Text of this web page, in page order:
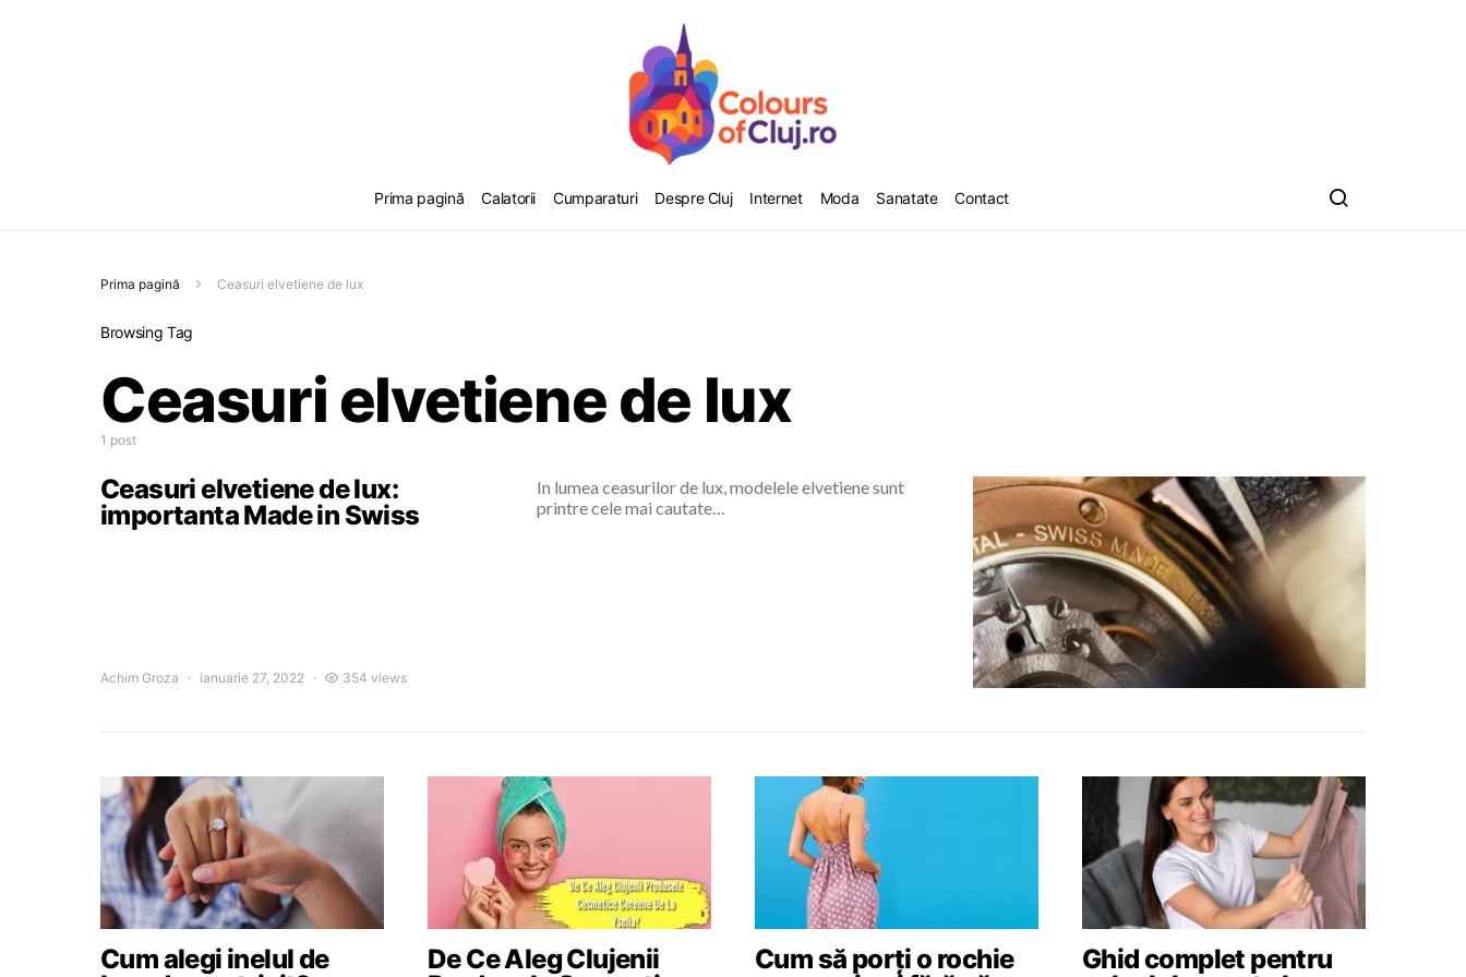
Prima pagină Calatorii Cumparaturi Despre Cluj Internet Moda Sanatate Contact
Prima pagină Ceasuri elvetiene de lux
Browsing Tag
Ceasuri elvetiene de lux
1 post
Ceasuri elvetiene de lux:
importanta Made in Swiss
In lumea ceasurilor de lux, modelele elvetiene sunt
printre cele mai cautate…
Achim Groza ianuarie 27, 2022 354 views
Cum alegi inelul de
De Ce Aleg Clujenii
Cum să porți o rochie
Ghid complet pentru